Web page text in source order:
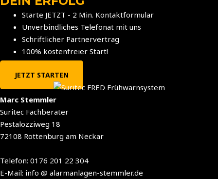
Starte JETZT - 2 Min. Kontaktformular
Unverbindliches Telefonat mit uns
Schriftlicher Partnervertrag
100% kostenfreier Start!
JETZT STARTEN
Marc Stemmler
Suritec Fachberater
Pestalozziweg 18
72108 Rottenburg am Neckar
Telefon: 0176 201 22 304
E-Mail: info @ alarmanlagen-stemmler.de